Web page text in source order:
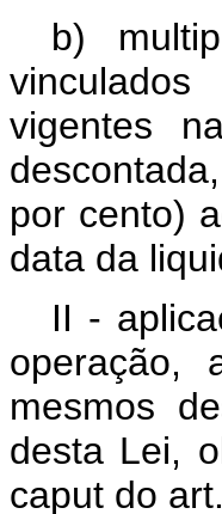
b)
vigentes
por cento)
data da
II -
operação,
mesmos
desta Lei,
caput do